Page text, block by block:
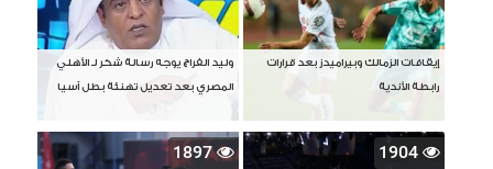
إيقافات الزمالك وبيراميدز بعد قرارات
رابطة الأندية
وليد الفراج يوجه رسالة شكر لـ الأهلي
المصري بعد تعديل تهنئة بطل آسيا
1904
1897